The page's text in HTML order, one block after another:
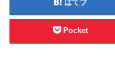
はてブ
Pocket